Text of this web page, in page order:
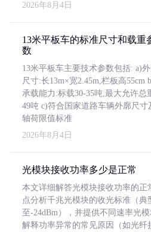
2026年8月4日
13米平板车的标准尺寸和载重
数
13米平板车主要技术参数包括: a)
尺寸:长13m×宽2.45m,栏板高55cm
承载能力:标载30-35吨,最大允许总
49吨 c)符合国家道路车辆外廓尺寸
轴荷限值标准
2026年8月4日
光模块接收功率多少是正常
本文详细解答光模块接收功率的正
点分析千兆光模块的收光标准（典
至-24dBm），并提供不同速率光
解释功率异常的常见原因（如光纤